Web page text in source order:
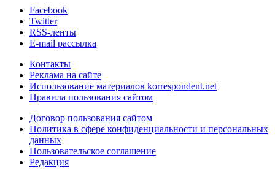
Facebook
Twitter
RSS-ленты
E-mail рассылка
Контакты
Реклама на сайте
Использование материалов korrespondent.net
Правила пользования сайтом
Договор пользования сайтом
Политика в сфере конфиденциальности и персональных
данных
Пользовательское соглашение
Редакция